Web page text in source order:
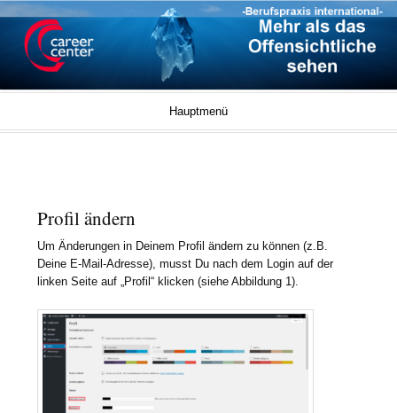
Career Center Blog
UNIVERSITÄT BREMEN
Hauptmenü
Profil ändern
Um Änderungen in Deinem Profil ändern zu können (z.B.
Deine E-Mail-Adresse), musst Du nach dem Login auf der
linken Seite auf „Profil“ klicken (siehe Abbildung 1).